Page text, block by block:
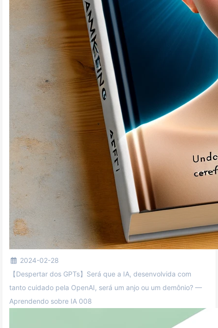
2024-02-28
【Despertar dos GPTs】Será que a IA, desenvolvida com
tanto cuidado pela OpenAI, será um anjo ou um demônio? —
Aprendendo sobre IA 008